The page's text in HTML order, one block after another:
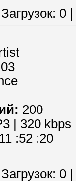
Загрузок: 0
200
| 320 kbps
11 :52 :20
Загрузок: 0 |